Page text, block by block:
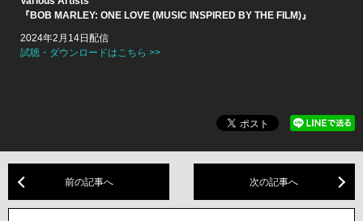
『BOB MARLEY: ONE LOVE (MUSIC INSPIRED BY THE FILM)』
2024年2月14日配信
試聴・ダウンロードはこちら >>
前の記事へ 次の記事へ